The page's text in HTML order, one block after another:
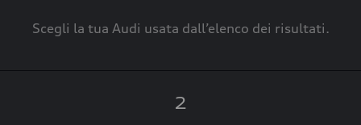
Scegli la tua Audi usata dall’elenco dei risultati.
2